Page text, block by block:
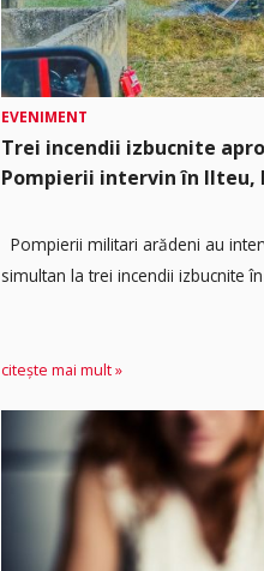
EVENIMENT
Trei incendii izbucnite
Pompierii intervin în Ilteu,
Pompierii militari arădeni au
simultan la trei incendii izbucnite
citește mai mult »